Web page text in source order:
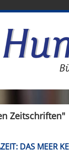
Zeitschriften"
DAS MEER